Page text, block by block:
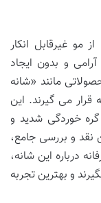
مو غیرقابل انکار
و بدون ایجاد
مانند «شانه
قرار می گیرند. این
خوردگی شدید و
نقد و بررسی جامع،
درباره این شانه،
و بهترین تجربه